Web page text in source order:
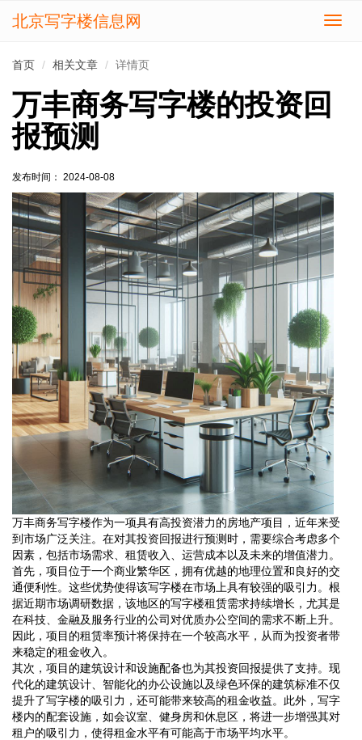
切
北京写字楼信息网
首页 相关文章 详情页
万丰商务写字楼的投资回
报预测
发布时间： 2024-08-08
万丰商务写字楼作为一项具有高投资潜力的房地产项目，近年来受
到市场广泛关注。在对其投资回报进行预测时，需要综合考虑多个
因素，包括市场需求、租赁收入、运营成本以及未来的增值潜力。
首先，项目位于一个商业繁华区，拥有优越的地理位置和良好的交
通便利性。这些优势使得该写字楼在市场上具有较强的吸引力。根
据近期市场调研数据，该地区的写字楼租赁需求持续增长，尤其是
在科技、金融及服务行业的公司对优质办公空间的需求不断上升。
因此，项目的租赁率预计将保持在一个较高水平，从而为投资者带
来稳定的租金收入。
其次，项目的建筑设计和设施配备也为其投资回报提供了支持。现
代化的建筑设计、智能化的办公设施以及绿色环保的建筑标准不仅
提升了写字楼的吸引力，还可能带来较高的租金收益。此外，写字
楼内的配套设施，如会议室、健身房和休息区，将进一步增强其对
租户的吸引力，使得租金水平有可能高于市场平均水平。